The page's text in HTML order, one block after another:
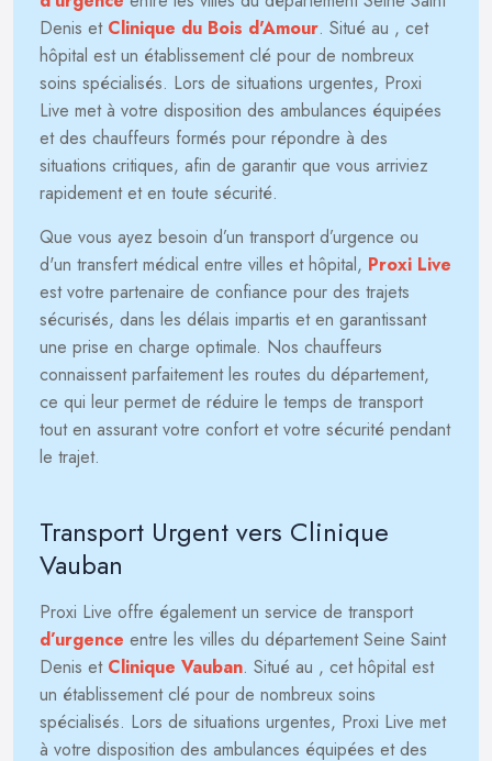
Denis et Clinique du Bois d'Amour. Situé au , cet
hôpital est un établissement clé pour de nombreux
soins spécialisés. Lors de situations urgentes, Proxi
Live met à votre disposition des ambulances équipées
et des chauffeurs formés pour répondre à des
situations critiques, afin de garantir que vous arriviez
rapidement et en toute sécurité.
Que vous ayez besoin d’un transport d’urgence ou
d'un transfert médical entre villes et hôpital, Proxi Live
est votre partenaire de confiance pour des trajets
sécurisés, dans les délais impartis et en garantissant
une prise en charge optimale. Nos chauffeurs
connaissent parfaitement les routes du département,
ce qui leur permet de réduire le temps de transport
tout en assurant votre confort et votre sécurité pendant
le trajet.
Transport Urgent vers Clinique
Vauban
Proxi Live offre également un service de transport
d’urgence entre les villes du département Seine Saint
Denis et Clinique Vauban. Situé au , cet hôpital est
un établissement clé pour de nombreux soins
spécialisés. Lors de situations urgentes, Proxi Live met
à votre disposition des ambulances équipées et des